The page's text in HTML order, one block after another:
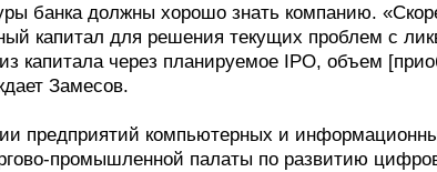
банка должны хорошо знать компанию.
капитал для решения текущих проблем с
капитала через планируемое IPO, объем
Замесов.
предприятий компьютерных и
промышленной палаты по развитию